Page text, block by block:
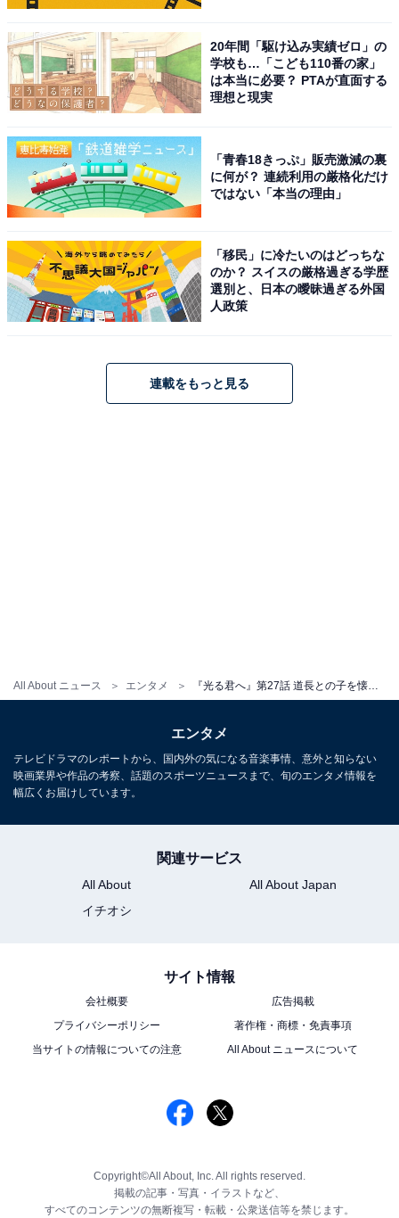
All About ニュース エンタメ
20年間「駆け込み実績ゼロ」の
学校も…「こども110番の家」
は本当に必要？ PTAが直面する
理想と現実
「青春18きっぷ」販売激減の裏
に何が？ 連続利用の厳格化だけ
ではない「本当の理由」
「移民」に冷たいのはどっちな
のか？ スイスの厳格過ぎる学歴
選別と、日本の曖昧過ぎる外国
人政策
連載をもっと見る
エンタメ
テレビドラマのレポートから、国内外の気になる音楽事情、意外と知らない
映画業界や作品の考察、話題のスポーツニュースまで、旬のエンタメ情報を
幅広くお届けしています。
関連サービス
All About
All About Japan
イチオシ
サイト情報
会社概要
広告掲載
プライバシーポリシー
著作権・商標・免責事項
当サイトの情報についての注意
All About ニュースについて
Copyright©All About, Inc. All rights reserved.
掲載の記事・写真・イラストなど、
すべてのコンテンツの無断複写・転載・公衆送信等を禁じます。